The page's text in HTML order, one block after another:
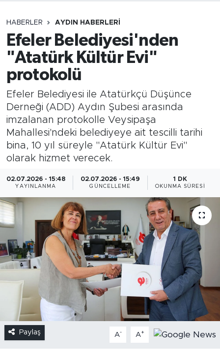
HABERLER AYDIN HABERLERI
Efeler Belediyesi'nden
"Atatürk Kültür Evi"
protokolü
Efeler Belediyesi ile Atatürkçü Düşünce
Derneği (ADD) Aydın Şubesi arasında
imzalanan protokolle Veysipaşa
Mahallesi'ndeki belediyeye ait tescilli tarihi
bina, 10 yıl süreyle "Atatürk Kültür Evi"
olarak hizmet verecek.
02.07.2026 - 15:48
YAYINLANMA
02.07.2026 - 15:49
GÜNCELLEME
1 DK
OKUNMA SÜRESI
Paylaş A- A+